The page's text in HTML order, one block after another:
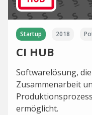
Startup 2018
CI HUB
Softwarelösung,
Zusammenarbeit
ermöglicht.